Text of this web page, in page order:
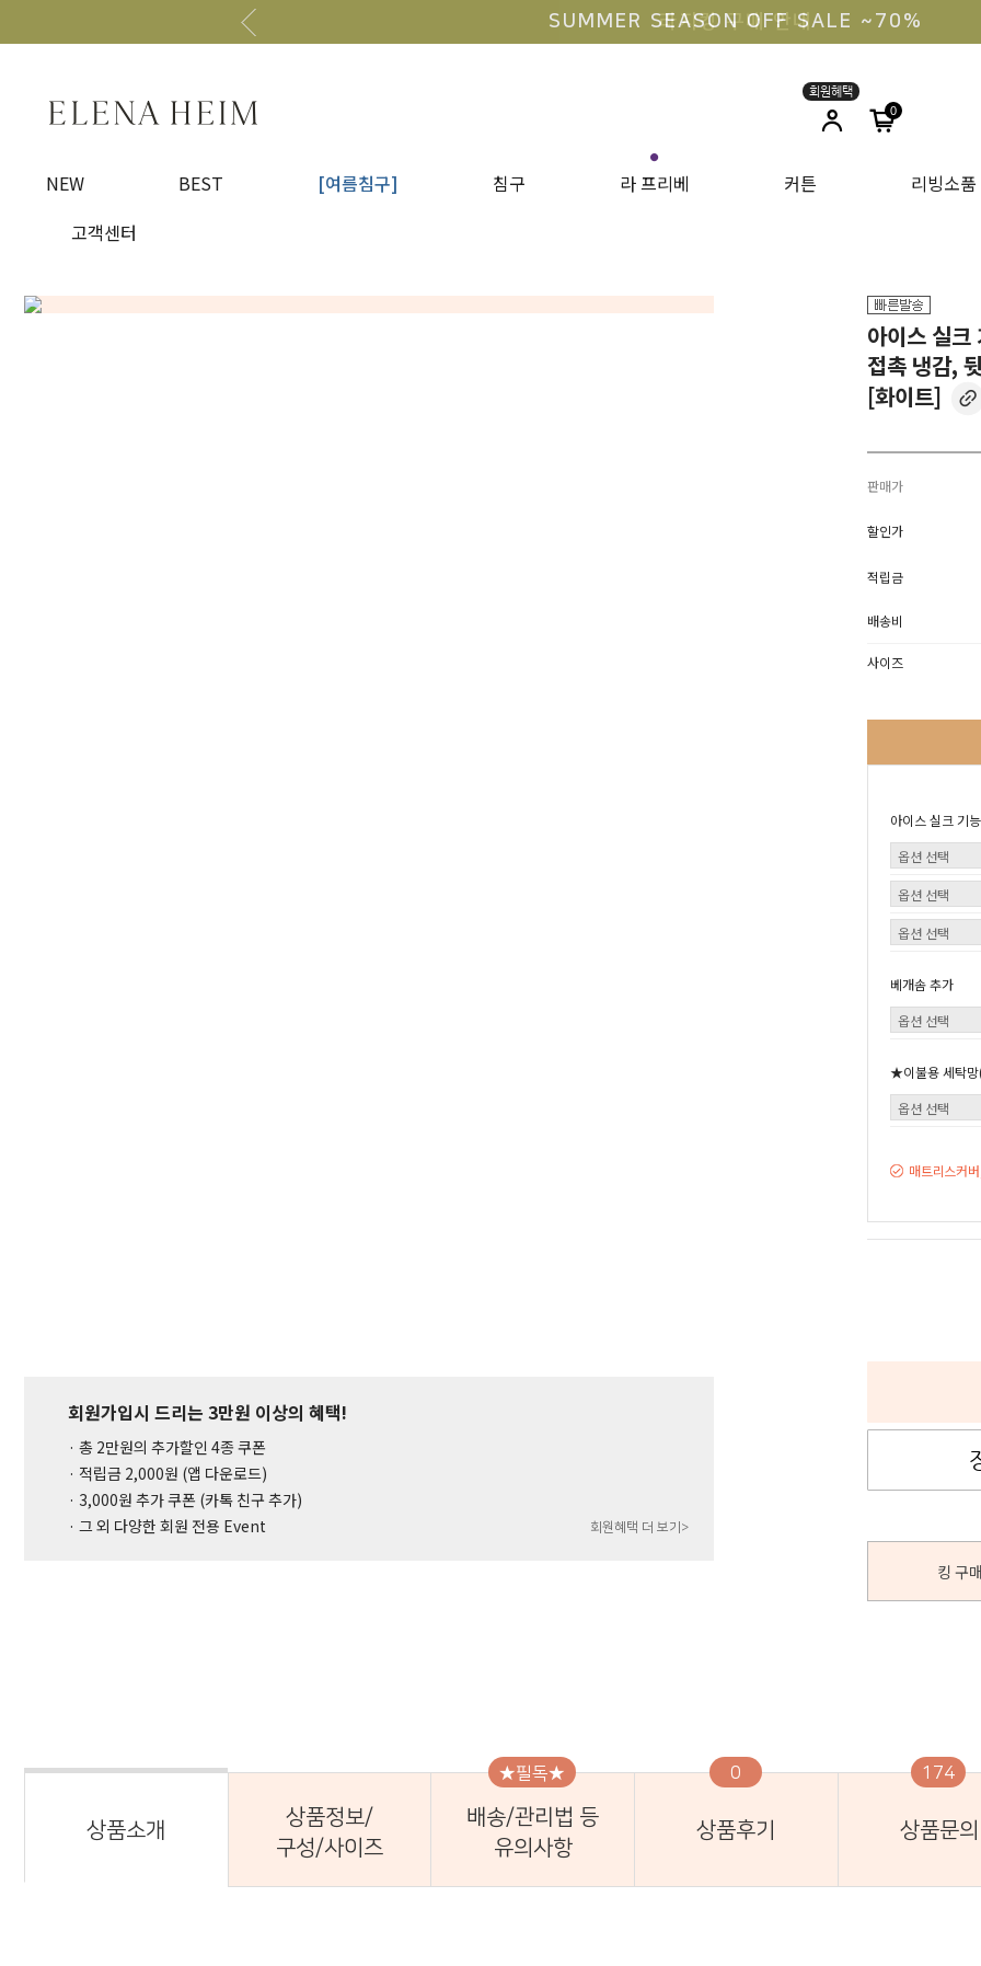
라지킹 구매 안내
0
NEW BEST [여름침구] 침구
●
라 프리베 커튼 리빙소품
고객센터
회원가입시 드리는 3만원 이상의 혜택!
· 총 2만원의 추가할인 4종 쿠폰
· 적립금 2,000원 (앱 다운로드)
· 3,000원 추가 쿠폰 (카톡 친구 추가)
· 그 외 다양한 회원 전용 Event
회원혜택 더 보기>
아이스 실크
접촉 냉감,
[화이트]
판매가
할인가
적립금
배송비
사이즈
아이스 실크 기
베개솜 추가
★이불용 세탁망
매트리스커
킹 구
상품소개
상품정보/
구성/사이즈
배송/관리법 등
유의사항
★필독★
상품후기
0
상품문의
174